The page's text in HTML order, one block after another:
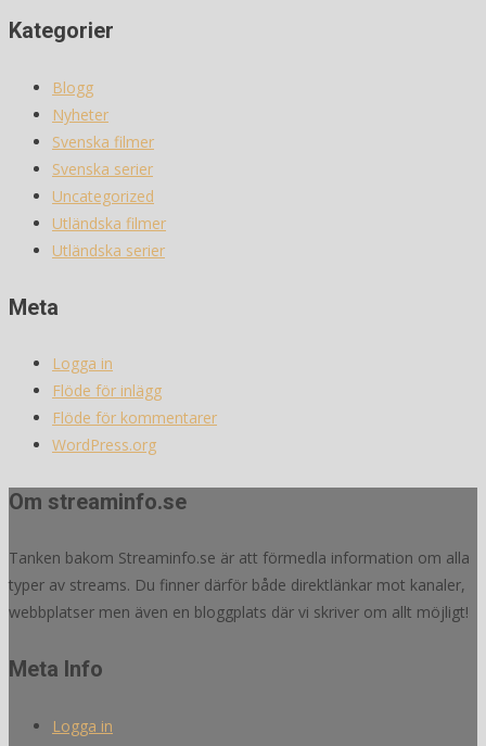
Kategorier
Blogg
Nyheter
Svenska filmer
Svenska serier
Uncategorized
Utländska filmer
Utländska serier
Meta
Logga in
Flöde för inlägg
Flöde för kommentarer
WordPress.org
Om streaminfo.se
Tanken bakom Streaminfo.se är att förmedla information om alla
typer av streams. Du finner därför både direktlänkar mot kanaler,
webbplatser men även en bloggplats där vi skriver om allt möjligt!
Meta Info
Logga in